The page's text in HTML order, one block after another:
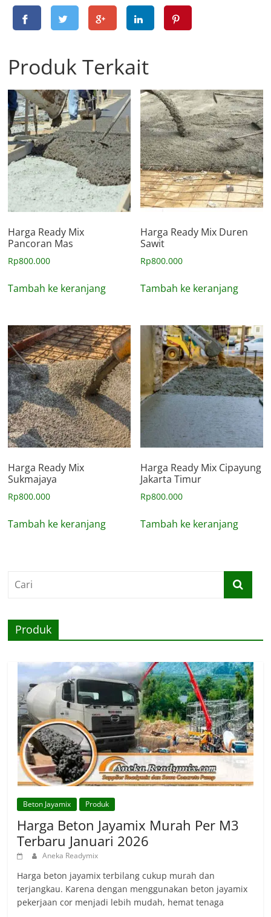
Produk Terkait
Harga Ready Mix
Pancoran Mas
Rp800.000
Tambah ke keranjang
Harga Ready Mix Duren
Sawit
Rp800.000
Tambah ke keranjang
Harga Ready Mix
Sukmajaya
Rp800.000
Tambah ke keranjang
Harga Ready Mix Cipayung
Jakarta Timur
Rp800.000
Tambah ke keranjang
Produk
Beton Jayamix Produk
Harga Beton Jayamix Murah Per M3
Terbaru Januari 2026
Aneka Readymix
Harga beton jayamix terbilang cukup murah dan
terjangkau. Karena dengan menggunakan beton jayamix
pekerjaan cor menjadi lebih mudah, hemat tenaga